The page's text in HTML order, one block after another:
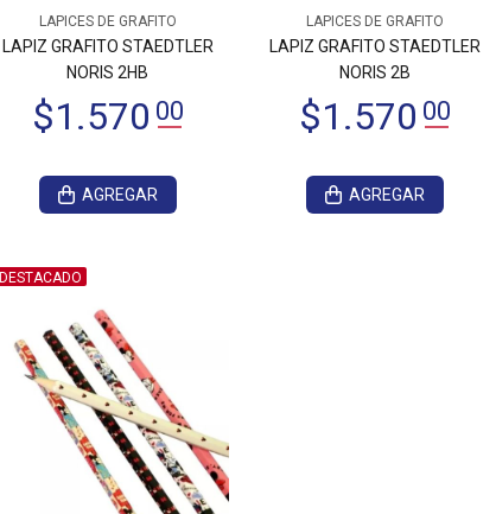
LAPICES DE GRAFITO
LAPIZ GRAFITO STAEDTLER
NORIS 2HB
AGREGAR
LAPICES DE GRAFITO
LAPIZ GRAFITO STAEDTLER
NORIS 2B
AGREGAR
DESTACADO